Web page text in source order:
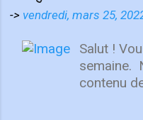
-> vendredi, mars 25,
Salut !
semaine.
contenu